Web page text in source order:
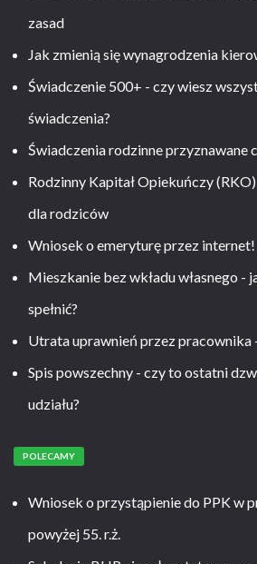
zasad
Jak zmienią się wynagrodzenia
Świadczenie 500+ - czy wiesz
świadczenia?
Świadczenia rodzinne przyznawane
Rodzinny Kapitał Opiekuńczy
dla rodziców
Wniosek o emeryturę przez internet!
Mieszkanie bez wkładu własnego -
spełnić?
Utrata uprawnień przez pracownika
Spis powszechny - czy to ostatni
udziału?
POLECAMY
Wniosek o przystąpienie do PPK w
powyżej 55. r.ż.